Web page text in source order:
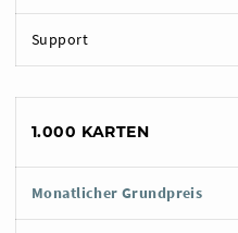
Support
1.000 KARTEN
Monatlicher Grundpreis